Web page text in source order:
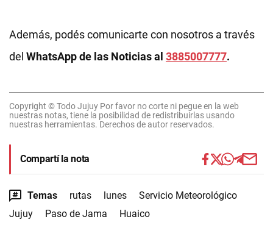
Además, podés comunicarte con nosotros a través
del WhatsApp de las Noticias al 3885007777.
Copyright © Todo Jujuy Por favor no corte ni pegue en la web
nuestras notas, tiene la posibilidad de redistribuirlas usando
nuestras herramientas. Derechos de autor reservados.
Compartí la nota
Temas rutas lunes
Servicio Meteorológico
Jujuy
Paso de Jama Huaico